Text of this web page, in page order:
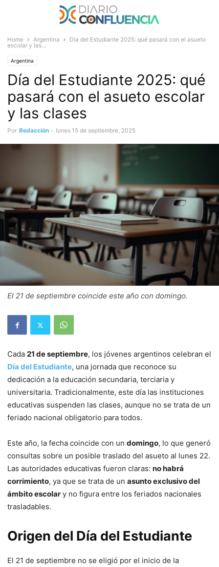
Home Argentina
Día del Estudiante 2025: qué pasará con el asueto
escolar y las...
Argentina
Día del Estudiante 2025: qué
pasará con el asueto escolar
y las clases
Por Redacción - lunes 15 de septiembre, 2025
El 21 de septiembre coincide este año con domingo.
Cada 21 de septiembre, los jóvenes argentinos celebran el
Día del Estudiante, una jornada que reconoce su
dedicación a la educación secundaria, terciaria y
universitaria. Tradicionalmente, este día las instituciones
educativas suspenden las clases, aunque no se trata de un
feriado nacional obligatorio para todos.
Este año, la fecha coincide con un domingo, lo que generó
consultas sobre un posible traslado del asueto al lunes 22.
Las autoridades educativas fueron claras: no habrá
corrimiento, ya que se trata de un asunto exclusivo del
ámbito escolar y no figura entre los feriados nacionales
trasladables.
Origen del Día del Estudiante
El 21 de septiembre no se eligió por el inicio de la